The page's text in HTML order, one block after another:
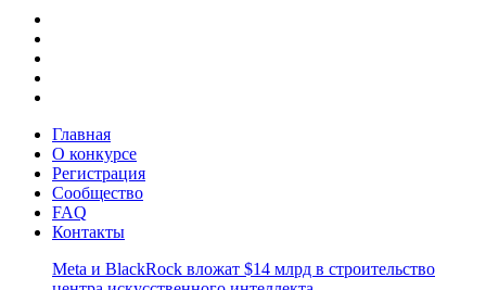
Главная
О конкурсе
Регистрация
Сообщество
FAQ
Контакты
Meta и BlackRock вложат $14 млрд в строительство